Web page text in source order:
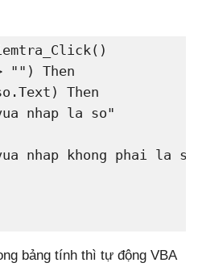
"") Then
Then
nhap la so"
nhap khong phai la
bảng tính thì tự động VBA